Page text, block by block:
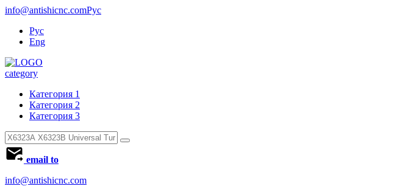
info@antishicnc.comРус
Рус
Eng
category
Категория 1
Категория 2
Категория 3
email to
info@antishicnc.com